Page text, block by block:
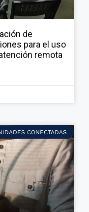
de
para el uso
remota
CONECTADAS